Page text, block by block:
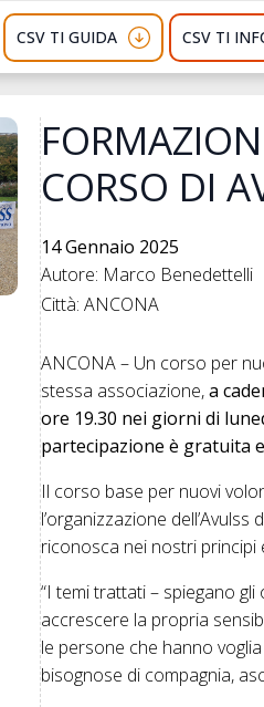
CSV TI GUIDA CSV TI
CORSO DI
14 Gennaio 2025
Autore: Marco Benedettelli
Città: ANCONA
ANCONA – Un corso per
stessa associazione,a
ore 19.30 nei giorni di
partecipazione è gratuita
Il corso base per nuovi
l’organizzazione
riconosca nei nostri principi
“I temi trattati – spiegano
accrescere la propria
le persone che hanno
bisognose di compagnia,